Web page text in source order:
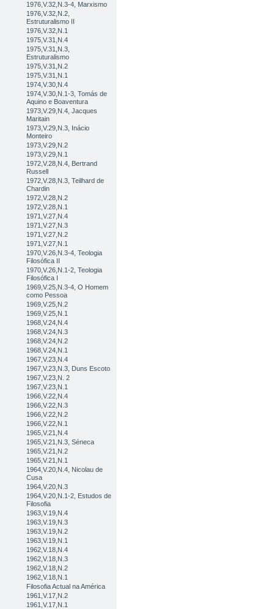
1976,V.32,N.3-4, Marxismo
1976,V.32,N.2,
Estruturalismo II
1976,V.32,N.1
1975,V.31,N.4
1975,V.31,N.3,
Estruturalismo
1975,V.31,N.2
1975,V.31,N.1
1974,V.30,N.4
1974,V.30,N.1-3, Tomás de
Aquino e Boaventura
1973,V.29,N.4, Jacques
Maritain
1973,V.29,N.3, Inácio
Monteiro
1973,V.29,N.2
1973,V.29,N.1
1972,V.28,N.4, Bertrand
Russell
1972,V.28,N.3, Teilhard de
Chardin
1972,V.28,N.2
1972,V.28,N.1
1971,V.27,N.4
1971,V.27,N.3
1971,V.27,N.2
1971,V.27,N.1
1970,V.26,N.3-4, Teologia
Filosófica II
1970,V.26,N.1-2, Teologia
Filosófica I
1969,V.25,N.3-4, O Homem
como Pessoa
1969,V.25,N.2
1969,V.25,N.1
1968,V.24,N.4
1968,V.24,N.3
1968,V.24,N.2
1968,V.24,N.1
1967,V.23,N.4
1967,V.23,N.3, Duns Escoto
1967,V.23,N. 2
1967,V.23,N.1
1966,V.22,N.4
1966,V.22,N.3
1966,V.22,N.2
1966,V.22,N.1
1965,V.21,N.4
1965,V.21,N.3, Séneca
1965,V.21,N.2
1965,V.21,N.1
1964,V.20,N.4, Nicolau de
Cusa
1964,V.20,N.3
1964,V.20,N.1-2, Estudos de
Filosofia
1963,V.19,N.4
1963,V.19,N.3
1963,V.19,N.2
1963,V.19,N.1
1962,V.18,N.4
1962,V.18,N.3
1962,V.18,N.2
1962,V.18,N.1
Filosofia Actual na América
1961,V.17,N.2
1961,V.17,N.1